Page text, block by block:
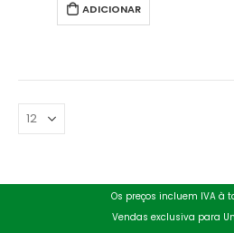
ADICIONAR
Os preços incluem IVA à
Vendas exclusiva para